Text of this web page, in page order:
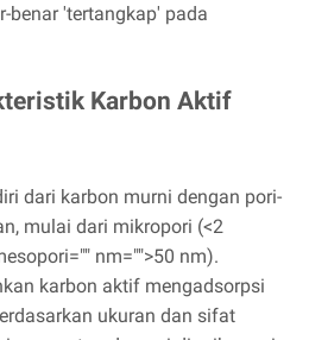
benar 'tertangkap' pada
Karbon Aktif
dari karbon murni dengan pori-
mulai dari mikropori (<2
nm="">50 nm).
karbon aktif mengadsorpsi
ukuran dan sifat